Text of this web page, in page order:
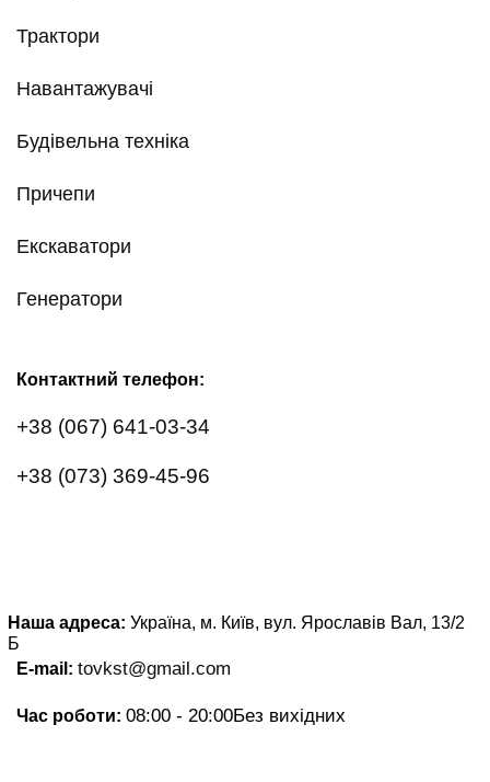
Трактори
Навантажувачі
Будівельна техніка
Причепи
Екскаватори
Генератори
Контактний телефон:
+38 (067) 641-03-34
+38 (073) 369-45-96
Наша адреса: Україна, м. Київ, вул. Ярославів Вал, 13/2
Б
E-mail: tovkst@gmail.com
Час роботи: 08:00 - 20:00Без вихідних